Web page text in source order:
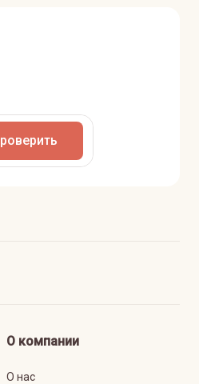
О компании
О нас